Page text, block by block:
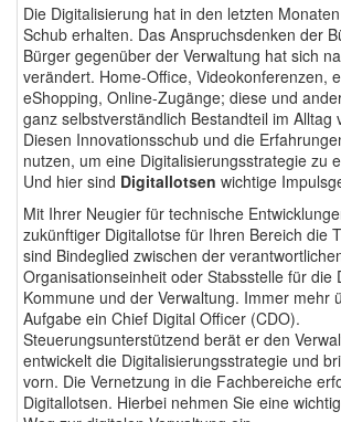
Die Digitalisierung hat in den letzten
Schub erhalten. Das Anspruchsdenken der
Bürger gegenüber der Verwaltung hat sich
verändert. Home-Office, Videokonferenzen,
eShopping, Online-Zugänge; diese und
ganz selbstverständlich Bestandteil im Alltag
Diesen Innovationsschub und die
nutzen, um eine Digitalisierungsstrategie zu
Und hier sind Digitallotsen wichtige
Mit Ihrer Neugier für technische
zukünftiger Digitallotse für Ihren Bereich die
sind Bindeglied zwischen der
Organisationseinheit oder Stabsstelle für die
Kommune und der Verwaltung. Immer mehr
Aufgabe ein Chief Digital Officer (CDO).
Steuerungsunterstützend berät er den
entwickelt die Digitalisierungsstrategie und
vorn. Die Vernetzung in die Fachbereiche
Digitallotsen. Hierbei nehmen Sie eine